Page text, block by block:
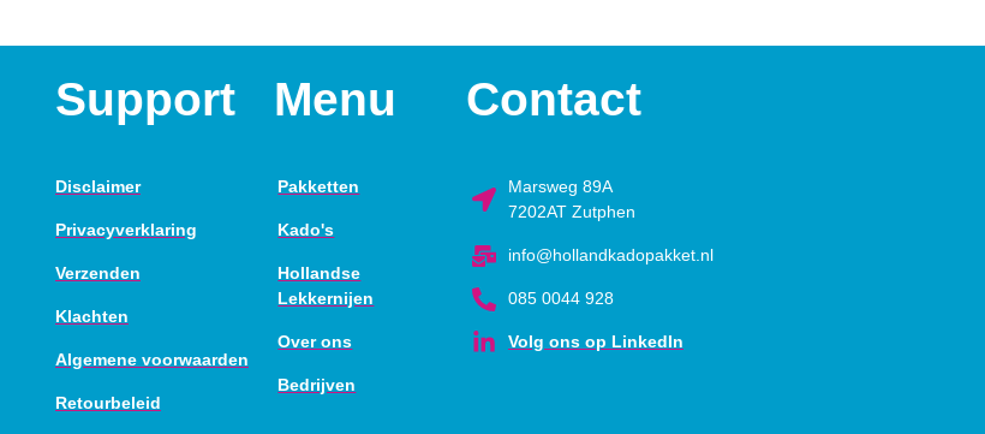
Support
Disclaimer
Privacyverklaring
Verzenden
Klachten
Algemene voorwaarden
Retourbeleid
Menu
Pakketten
Kado's
Hollandse
Lekkernijen
Over ons
Bedrijven
Contact
Marsweg 89A
7202AT Zutphen
info@hollandkadopakket.nl
085 0044 928
Volg ons op LinkedIn